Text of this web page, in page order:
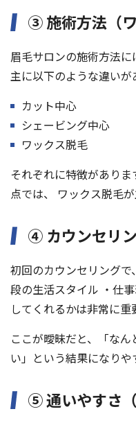
③ 施術方法（
眉毛サロンの施術方法に
主に以下のような違いが
カット中心
シェービング中心
ワックス脱毛
それぞれに特徴があり
点では、 ワックス脱毛
④ カウンセリ
初回のカウンセリング
段の生活スタイル ・仕
してくれるかは非常に重
ここが曖昧だと、「な
い」という結果になりや
⑤ 通いやすさ